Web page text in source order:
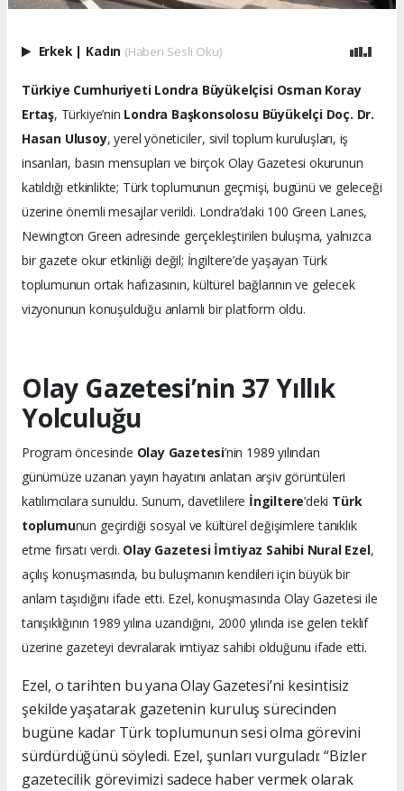
Erkek | Kadın (Haberi Sesli Oku)
Türkiye Cumhuriyeti Londra Büyükelçisi Osman Koray
Ertaş, Türkiye’nin Londra Başkonsolosu Büyükelçi Doç. Dr.
Hasan Ulusoy, yerel yöneticiler, sivil toplum kuruluşları, iş
insanları, basın mensupları ve birçok Olay Gazetesi okurunun
katıldığı etkinlikte; Türk toplumunun geçmişi, bugünü ve geleceği
üzerine önemli mesajlar verildi. Londra’daki 100 Green Lanes,
Newington Green adresinde gerçekleştirilen buluşma, yalnızca
bir gazete okur etkinliği değil; İngiltere’de yaşayan Türk
toplumunun ortak hafızasının, kültürel bağlarının ve gelecek
vizyonunun konuşulduğu anlamlı bir platform oldu.
Olay Gazetesi’nin 37 Yıllık
Yolculuğu
Program öncesinde Olay Gazetesi’nin 1989 yılından
günümüze uzanan yayın hayatını anlatan arşiv görüntüleri
katılımcılara sunuldu. Sunum, davetlilere İngiltere’deki Türk
toplumunun geçirdiği sosyal ve kültürel değişimlere tanıklık
etme fırsatı verdi. Olay Gazetesi İmtiyaz Sahibi Nural Ezel,
açılış konuşmasında, bu buluşmanın kendileri için büyük bir
anlam taşıdığını ifade etti. Ezel, konuşmasında Olay Gazetesi ile
tanışıklığının 1989 yılına uzandığını, 2000 yılında ise gelen teklif
üzerine gazeteyi devralarak imtiyaz sahibi olduğunu ifade etti.
Ezel, o tarihten bu yana Olay Gazetesi’ni kesintisiz
şekilde yaşatarak gazetenin kuruluş sürecinden
bugüne kadar Türk toplumunun sesi olma görevini
sürdürdüğünü söyledi. Ezel, şunları vurguladı: “Bizler
gazetecilik görevimizi sadece haber vermek olarak